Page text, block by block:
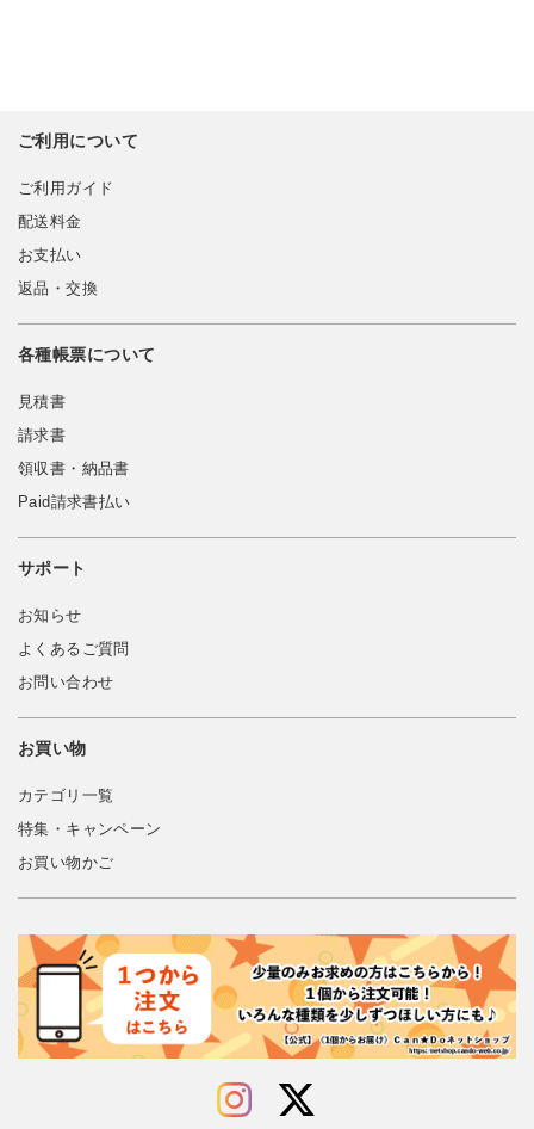
ご利用について
ご利用ガイド
配送料金
お支払い
返品・交換
各種帳票について
見積書
請求書
領収書・納品書
Paid請求書払い
サポート
お知らせ
よくあるご質問
お問い合わせ
お買い物
カテゴリ一覧
特集・キャンペーン
お買い物かご